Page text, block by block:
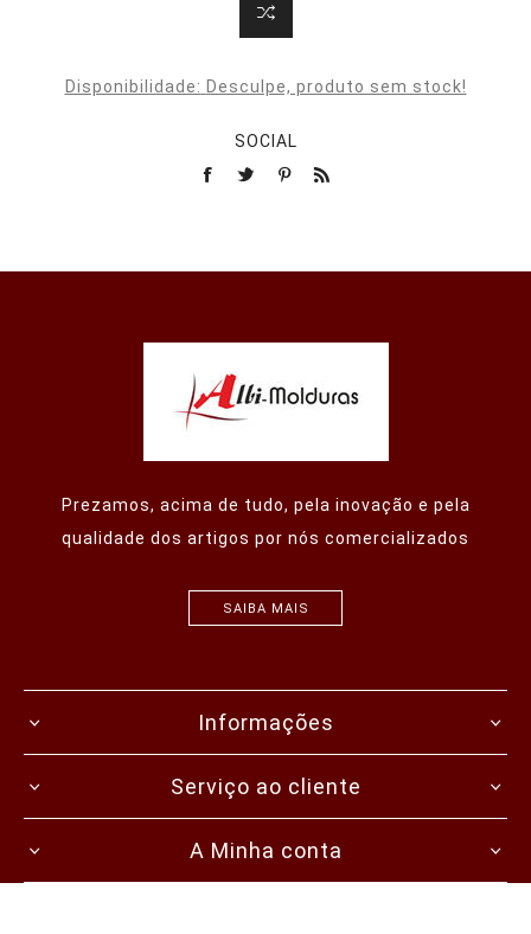
Disponibilidade: Desculpe, produto sem stock!
SOCIAL
Prezamos, acima de tudo, pela inovação e pela
qualidade dos artigos por nós comercializados
SAIBA MAIS
Informações
Serviço ao cliente
A Minha conta